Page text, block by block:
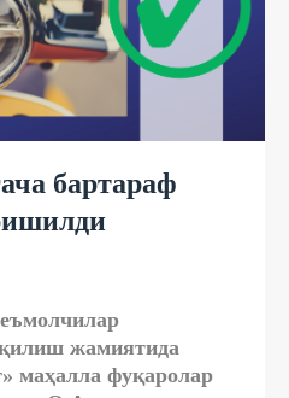
бартараф
жамиятида
маҳалла фуқаролар